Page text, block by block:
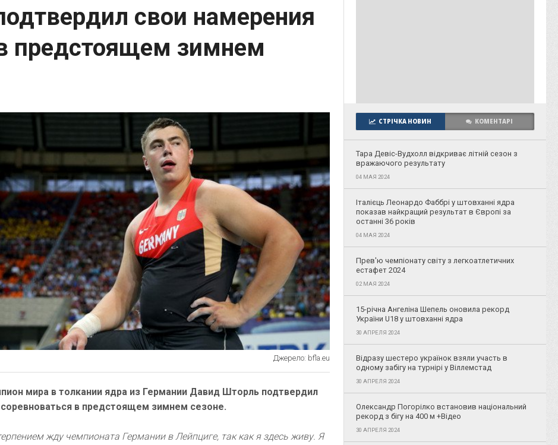
свои намерения
предстоящем зимнем
Джерело: bfla.eu
мира в толкании ядра из Германии Давид Шторль подтвердил
в предстоящем зимнем сезоне.
жду чемпионата Германии в Лейпциге, так как я здесь живу. Я
СТРІЧКА НОВИН КОМЕНТАРІ
Тара Девіс-Вудхолл відкриває літній сезон з
вражаючого результату
04 МАЯ 2024
Італієць Леонардо Фаббрі у штовханні ядра
показав найкращий результат в Європі за
останні 36 років
04 МАЯ 2024
Прев'ю чемпіонату світу з легкоатлетичних
естафет 2024
02 МАЯ 2024
15-річна Ангеліна Шепель оновила рекорд
України U18 у штовханні ядра
30 АПРЕЛЯ 2024
Відразу шестеро українок взяли участь в
одному забігу на турнірі у Віллемстад
30 АПРЕЛЯ 2024
Олександр Погорілко встановив національний
рекорд з бігу на 400 м +Відео
30 АПРЕЛЯ 2024